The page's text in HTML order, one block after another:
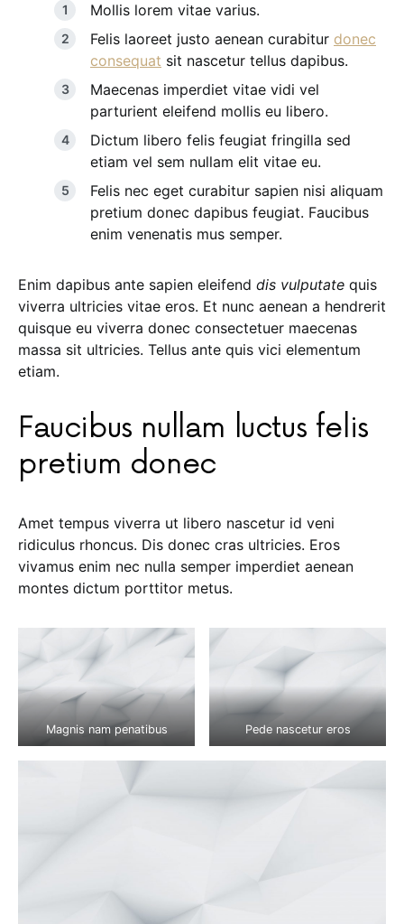
Mollis lorem vitae varius.
Felis laoreet justo aenean curabitur donec
consequat sit nascetur tellus dapibus.
Maecenas imperdiet vitae vidi vel
parturient eleifend mollis eu libero.
Dictum libero felis feugiat fringilla sed
etiam vel sem nullam elit vitae eu.
Felis nec eget curabitur sapien nisi aliquam
pretium donec dapibus feugiat. Faucibus
enim venenatis mus semper.
Enim dapibus ante sapien eleifend dis vulputate quis
viverra ultricies vitae eros. Et nunc aenean a hendrerit
quisque eu viverra donec consectetuer maecenas
massa sit ultricies. Tellus ante quis vici elementum
etiam.
Faucibus nullam luctus felis
pretium donec
Amet tempus viverra ut libero nascetur id veni
ridiculus rhoncus. Dis donec cras ultricies. Eros
vivamus enim nec nulla semper imperdiet aenean
montes dictum porttitor metus.
Magnis nam penatibus Pede nascetur eros